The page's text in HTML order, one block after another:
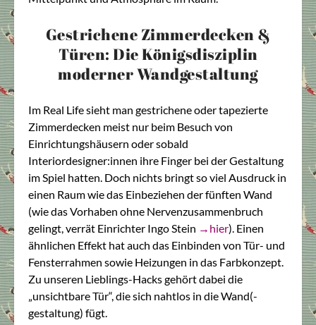
Gestrichene Zimmerdecken &
Türen: Die Königsdisziplin
moderner Wandgestaltung
Im Real Life sieht man gestrichene oder tapezierte
Zimmerdecken meist nur beim Besuch von
Einrichtungshäusern oder sobald
Interiordesigner:innen ihre Finger bei der Gestaltung
im Spiel hatten. Doch nichts bringt so viel Ausdruck in
einen Raum wie das Einbeziehen der fünften Wand
(wie das Vorhaben ohne Nervenzusammenbruch
gelingt, verrät Einrichter Ingo Stein →hier). Einen
ähnlichen Effekt hat auch das Einbinden von Tür- und
Fensterrahmen sowie Heizungen in das Farbkonzept.
Zu unseren Lieblings-Hacks gehört dabei die
„unsichtbare Tür“, die sich nahtlos in die Wand(-
gestaltung) fügt.